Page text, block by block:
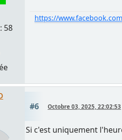
58
https://
#6 Octobre 03, 2025, 22:02:53
Si c'est uniquement